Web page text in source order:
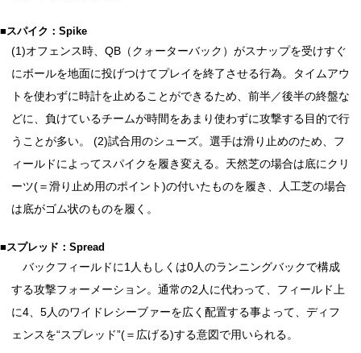
■スパイク：Spike
(1)オフェンス時、QB（クォーターバック）がスナップを受けすぐ
にボールを地面に投げつけてプレイを終了させる行為。タイムアウ
トを使わずに時計を止めることができるため、前半／後半の終盤な
どに、負けているチームが時間をあまり使わずに攻撃する目的で行
うことが多い。 (2)試合用のシューズ。選手は滑り止めのため、フ
ィールドによってスパイクを履き変える。天然芝の場合は底にクリ
ーツ(＝滑り止め用のポイント)の付いたものを履き、人工芝の場合
は底がゴム状のものを履く。
■スプレッド：Spread
バックフィールドに1人もしくは0人のランニングバックで構成
する攻撃フォーメーション。通常の2人に代わって、フィールド上
に4、5人のワイドレシーブァーを広く配置する事よって、ディフ
ェンスを“スプレッド”(＝広げる)する意図で用いられる。